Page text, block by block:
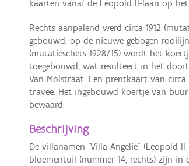
kaarten vanaf de Leopold II-laan op
Rechts aanpalend werd circa 1912
gebouwd, op de nieuwe gebogen
(mutatieschets 1928/15) wordt het
toegebouwd, wat resulteert in het
Van Molstraat. Een prentkaart van
travee. Het ingebouwd koertje van
bewaard.
Beschrijving
De villanamen "Villa Angelie" (Leopold
bloementuil (nummer 14, rechts) zijn in